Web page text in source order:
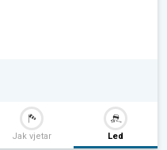
Jak vjetar Led